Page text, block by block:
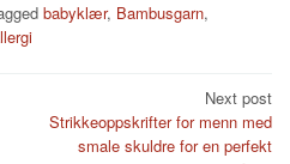
babyklær, Bambusgarn,
Next post
Strikkeoppskrifter for menn med
smale skuldre for en perfekt